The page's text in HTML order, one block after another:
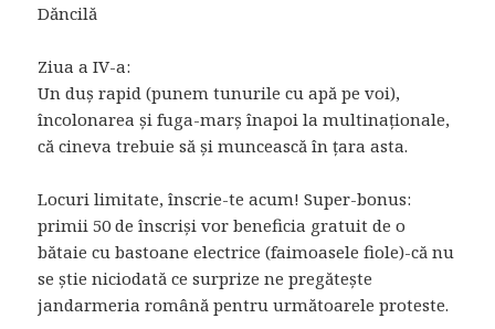
Dăncilă
Ziua a IV-a:
Un duș rapid (punem tunurile cu apă pe voi),
încolonarea și fuga-marș înapoi la multinaționale,
că cineva trebuie să și muncească în țara asta.
Locuri limitate, înscrie-te acum! Super-bonus:
primii 50 de înscriși vor beneficia gratuit de o
bătaie cu bastoane electrice (faimoasele fiole)-că nu
se știe niciodată ce surprize ne pregătește
jandarmeria română pentru următoarele proteste.